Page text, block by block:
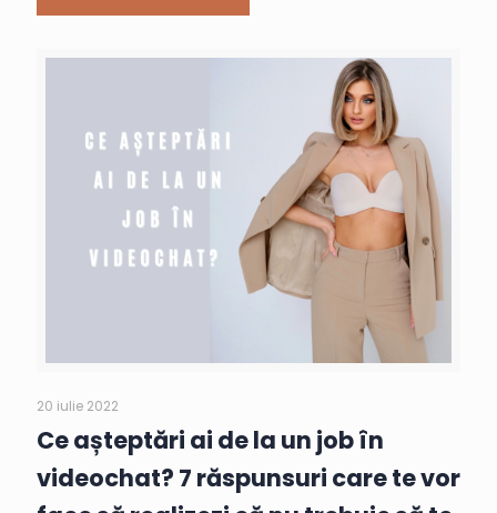
20 iulie 2022
Ce așteptări ai de la un job în
videochat? 7 răspunsuri care te vor